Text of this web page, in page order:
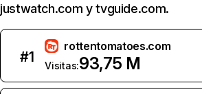
justwatch.com y tvguide.com.
#1
rottentomatoes.com
Visitas:93,75 M